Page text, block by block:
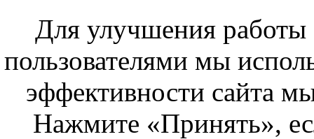
Для улучшения работы
пользователями мы
эффективности сайта
Нажмите «Принять»,